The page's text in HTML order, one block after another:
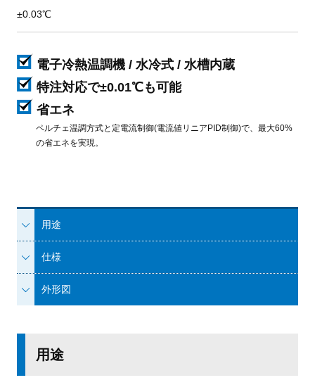
±0.03℃
電子冷熱温調機 / 水冷式 / 水槽内蔵
特注対応で±0.01℃も可能
省エネ
ペルチェ温調方式と定電流制御(電流値リニアPID制御)で、最大60%
の省エネを実現。
用途
仕様
外形図
用途